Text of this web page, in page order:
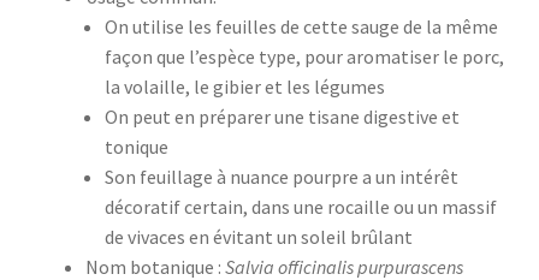
On utilise les feuilles de cette sauge de la même
façon que l’espèce type, pour aromatiser le porc,
la volaille, le gibier et les légumes
On peut en préparer une tisane digestive et
tonique
Son feuillage à nuance pourpre a un intérêt
décoratif certain, dans une rocaille ou un massif
de vivaces en évitant un soleil brûlant
Nom botanique : Salvia officinalis purpurascens